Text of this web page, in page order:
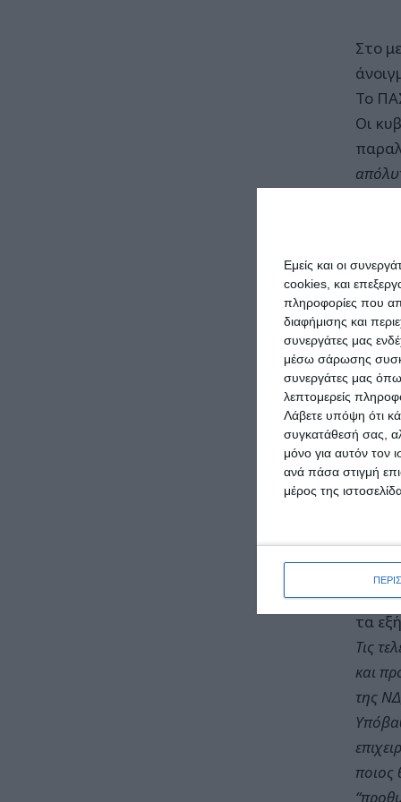
Εμείς και οι
cookies, και
πληροφορίες που
διαφήμισης και
συνεργάτες μας
μέσω σάρωσης
συνεργάτες μας
λεπτομερείς
Λάβετε υπόψη ότι
συγκατάθεσή σας,
μόνο για αυτόν τον
ανά πάσα στιγμή
μέρος της
Στο
Το
Οι
μάτια
Σε
To
τα
Τις
και
της
ποιος